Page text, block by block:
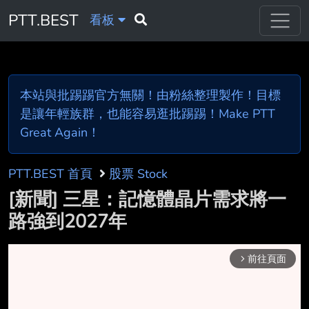
PTT.BEST 看板
本站與批踢踢官方無關！由粉絲整理製作！目標
是讓年輕族群，也能容易逛批踢踢！Make PTT
Great Again！
PTT.BEST 首頁 股票 Stock
[新聞] 三星：記憶體晶片需求將一
路強到2027年
arrow_forward_ios 前往頁面